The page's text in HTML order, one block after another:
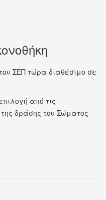
ΣΕΠ τώρα διαθέσιμο σε
από τις
δράσης του Σώματος